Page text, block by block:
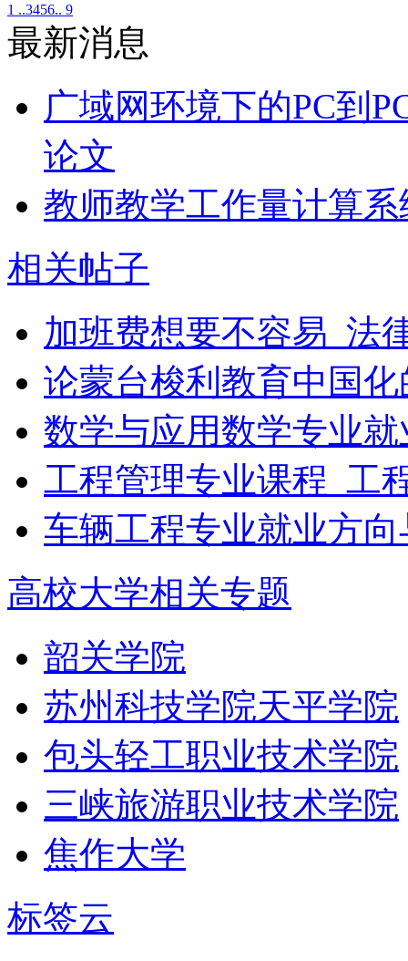
1 ..3456.. 9
最新消息
广域网环境下的PC到
论文
教师教学工作量计算
相关帖子
加班费想要不容易_法
论蒙台梭利教育中国
数学与应用数学专业
工程管理专业课程_工
车辆工程专业就业方
高校大学相关专题
韶关学院
苏州科技学院天平学院
包头轻工职业技术学院
三峡旅游职业技术学院
焦作大学
标签云